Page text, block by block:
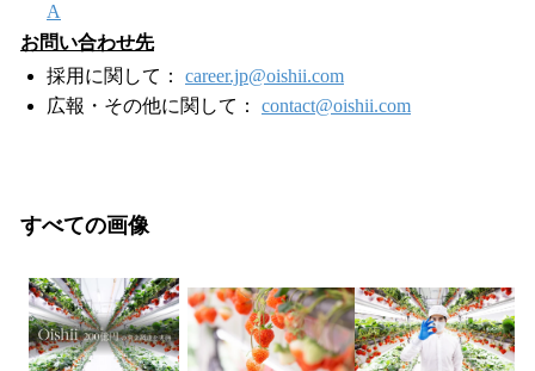
A
お問い合わせ先
採用に関して： career.jp@oishii.com
広報・その他に関して： contact@oishii.com
すべての画像